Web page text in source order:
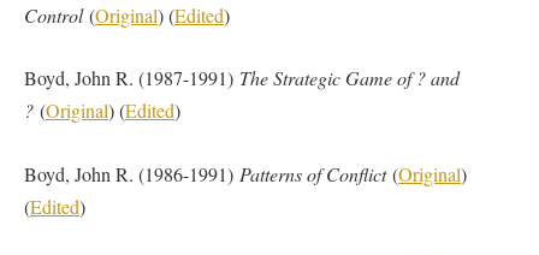
Control(Original) (Edited)
Boyd, John R. (1987-1991) The Strategic Game of ? and
? (Original) (Edited)
Boyd, John R. (1986-1991) Patterns of Conflict(Original)
(Edited)